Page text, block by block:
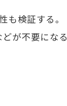
検証する。
が不要になる